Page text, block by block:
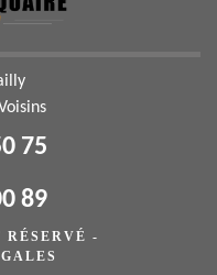
75
89
RÉSERVÉ -